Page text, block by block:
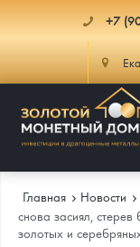
+7
Главная Новости
снова засиял,
золотых и